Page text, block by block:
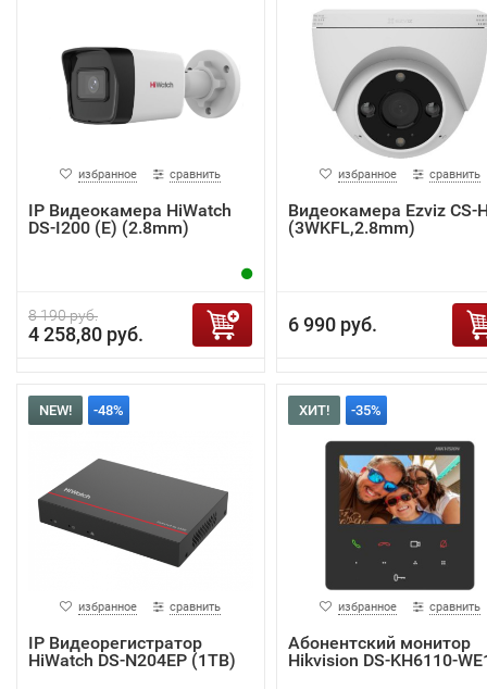
избранное сравнить
IP Видеокамера HiWatch
DS-I200 (E) (2.8mm)
8 190 руб.
4 258,80 руб.
избранное сравнить
Видеокамера Ezviz CS-
(3WKFL,2.8mm)
6 990 руб.
NEW! -48%
избранное сравнить
IP Видеорегистратор
HiWatch DS-N204EP (1TB)
ХИТ! -35%
избранное сравнить
Абонентский монитор
Hikvision DS-KH6110-